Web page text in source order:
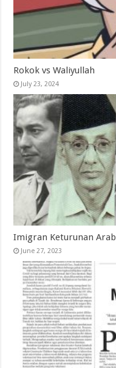
Rokok vs Waliyullah
July 23, 2024
Imigran Keturunan Arab
June 27, 2023